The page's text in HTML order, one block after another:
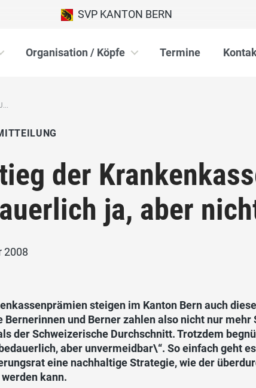
SVP KANTON BERN
Organisation / Köpfe Termine
der
ja, aber
2008
steigen im Kanton Bern auch
Bernerinnen und Berner zahlen also nicht nur
der Schweizerische Durchschnitt. Trotzdem
aber unvermeidbar\“. So einfach geht
eine nachhaltige Strategie, wie der
kann.